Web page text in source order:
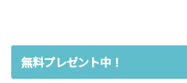
無料プレゼント中！